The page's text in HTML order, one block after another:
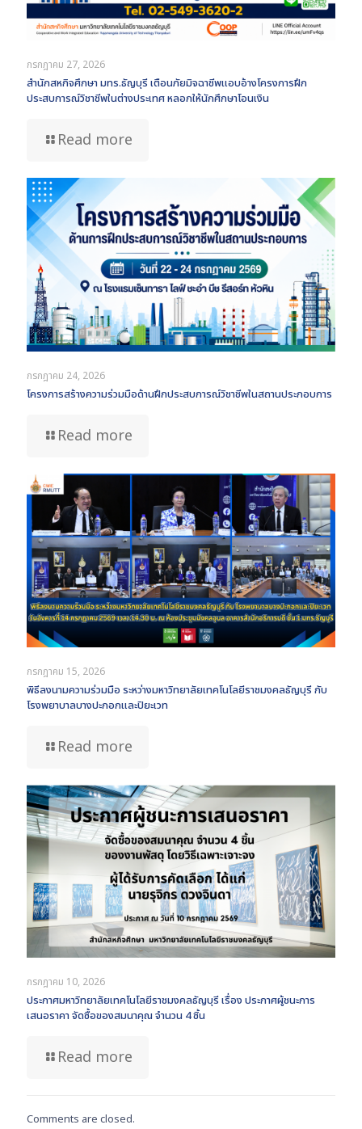
กรกฎาคม 27, 2026
สำนักสหกิจศึกษา มทร.ธัญบุรี เตือนภัยมิจฉาชีพแอบอ้างโครงการฝึก
ประสบการณ์วิชาชีพในต่างประเทศ หลอกให้นักศึกษาโอนเงิน
Read more
กรกฎาคม 24, 2026
โครงการสร้างความร่วมมือด้านฝึกประสบการณ์วิชาชีพในสถานประกอบการ
Read more
กรกฎาคม 15, 2026
พิธีลงนามความร่วมมือ ระหว่างมหาวิทยาลัยเทคโนโลยีราชมงคลธัญบุรี กับ
โรงพยาบาลบางปะกอกและปิยะเวท
Read more
กรกฎาคม 10, 2026
ประกาศมหาวิทยาลัยเทคโนโลยีราชมงคลธัญบุรี เรื่อง ประกาศผู้ชนะการ
เสนอราคา จัดซื้อของสมนาคุณ จำนวน 4 ชิ้น
Read more
Comments are closed.